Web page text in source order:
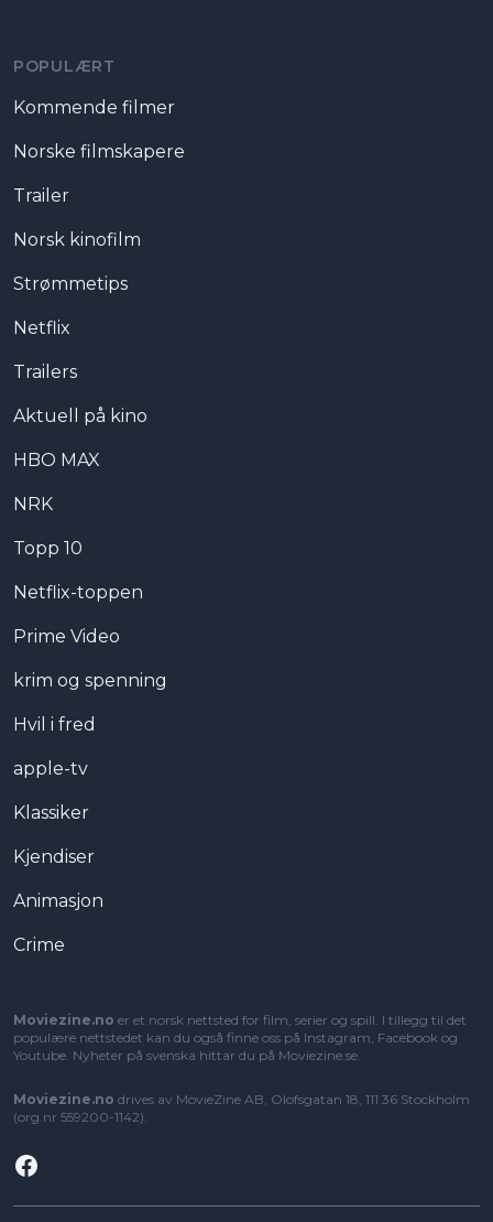
POPULÆRT
Kommende filmer
Norske filmskapere
Trailer
Norsk kinofilm
Strømmetips
Netflix
Trailers
Aktuell på kino
HBO MAX
NRK
Topp 10
Netflix-toppen
Prime Video
krim og spenning
Hvil i fred
apple-tv
Klassiker
Kjendiser
Animasjon
Crime
Moviezine.no er et norsk nettsted for film, serier og spill. I tillegg til det
populære nettstedet kan du også finne oss på Instagram, Facebook og
Youtube. Nyheter på svenska hittar du på Moviezine.se.
Moviezine.no drives av MovieZine AB, Olofsgatan 18, 111 36 Stockholm
(org.nr 559200-1142).
Facebook